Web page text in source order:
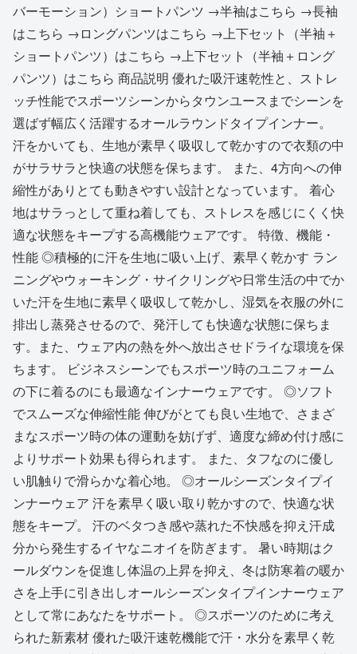
バーモーション）ショートパンツ →半袖はこちら →長袖
はこちら →ロングパンツはこちら →上下セット（半袖＋
ショートパンツ）はこちら →上下セット（半袖＋ロング
パンツ）はこちら 商品説明 優れた吸汗速乾性と、ストレ
ッチ性能でスポーツシーンからタウンユースまでシーンを
選ばず幅広く活躍するオールラウンドタイプインナー。
汗をかいても、生地が素早く吸収して乾かすので衣類の中
がサラサラと快適の状態を保ちます。 また、4方向への伸
縮性がありとても動きやすい設計となっています。 着心
地はサラっとして重ね着しても、ストレスを感じにくく快
適な状態をキープする高機能ウェアです。 特徴、機能・
性能 ◎積極的に汗を生地に吸い上げ、素早く乾かす ラン
ニングやウォーキング・サイクリングや日常生活の中でか
いた汗を生地に素早く吸収して乾かし、湿気を衣服の外に
排出し蒸発させるので、発汗しても快適な状態に保ちま
す。また、ウェア内の熱を外へ放出させドライな環境を保
ちます。 ビジネスシーンでもスポーツ時のユニフォーム
の下に着るのにも最適なインナーウェアです。 ◎ソフト
でスムーズな伸縮性能 伸びがとても良い生地で、さまざ
まなスポーツ時の体の運動を妨げず、適度な締め付け感に
よりサポート効果も得られます。 また、タフなのに優し
い肌触りで滑らかな着心地。 ◎オールシーズンタイプイ
ンナーウェア 汗を素早く吸い取り乾かすので、快適な状
態をキープ。 汗のベタつき感や蒸れた不快感を抑え汗成
分から発生するイヤなニオイを防ぎます。 暑い時期はク
ールダウンを促進し体温の上昇を抑え、冬は防寒着の暖か
さを上手に引き出しオールシーズンタイプインナーウェア
として常にあなたをサポート。 ◎スポーツのために考え
られた新素材 優れた吸汗速乾機能で汗・水分を素早く乾